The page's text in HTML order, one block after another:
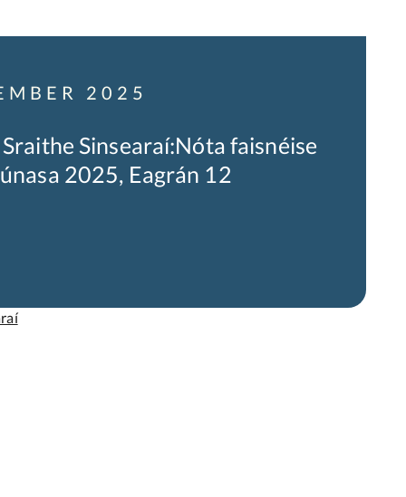
2025
Sinsearaí:Nóta faisnéise
2025, Eagrán 12